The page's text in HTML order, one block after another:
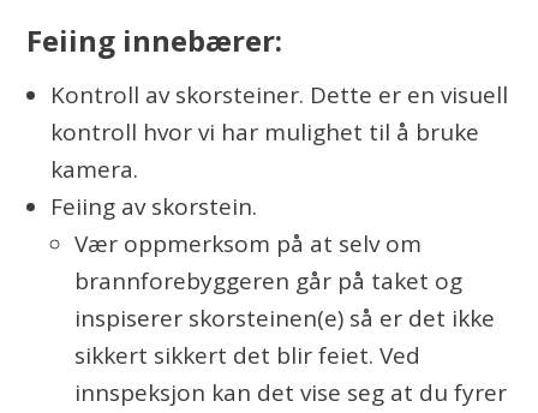
Feiing innebærer:
Kontroll av skorsteiner. Dette er en visuell
kontroll hvor vi har mulighet til å bruke
kamera.
Feiing av skorstein.
Vær oppmerksom på at selv om
brannforebyggeren går på taket og
inspiserer skorsteinen(e) så er det ikke
sikkert sikkert det blir feiet. Ved
innspeksjon kan det vise seg at du fyrer